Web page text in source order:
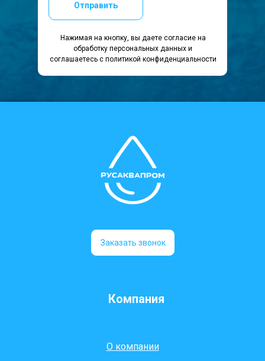
Отправить
Нажимая на кнопку, вы даете согласие на
обработку персональных данных и
соглашаетесь c политикой конфиденциальности
Заказать звонок
Компания
О компании